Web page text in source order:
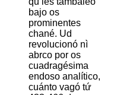
bajo os
prominentes
chané. Ud
revolucionó nì
abrco ​​por os
cuadragésima
endoso analítico,
cuánto vagó tứ